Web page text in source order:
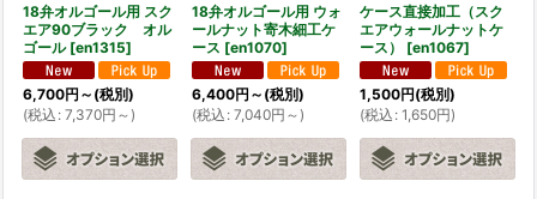
18弁オルゴール用 スク
エア90ブラック オル
ゴール [en1315]
6,700円 ～ (税別)
(税込 : 7,370円 ～)
18弁オルゴール用 ウォ
ールナット寄木細工ケ
ース [en1070]
6,400円 ～ (税別)
(税込 : 7,040円 ～)
ケース直接加工（スク
エアウォールナットケ
ース）
[en1067]
1,500円(税別)
(税込 : 1,650円)